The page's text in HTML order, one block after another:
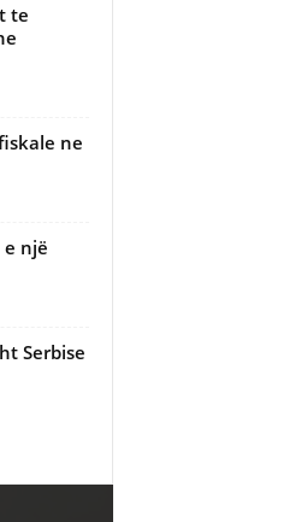
te
ne
një
Serbise